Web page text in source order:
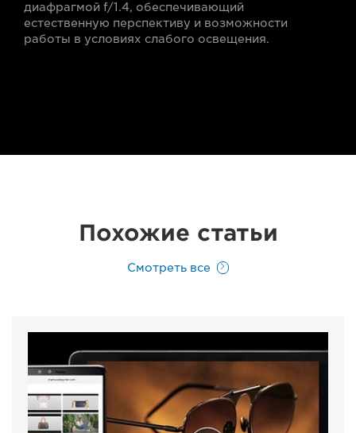
диафрагмой f/1.4, обеспечивающий
естественную перспективу и возможности
работы в условиях слабого освещения.
Похожие статьи
Смотреть все